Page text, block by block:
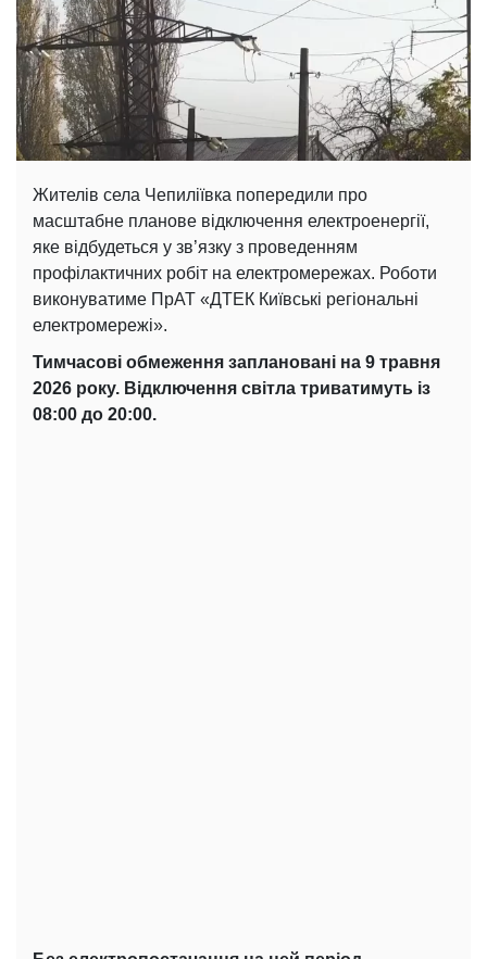
Жителів села Чепиліївка попередили про
масштабне планове відключення електроенергії,
яке відбудеться у зв’язку з проведенням
профілактичних робіт на електромережах. Роботи
виконуватиме ПрАТ «ДТЕК Київські регіональні
електромережі».
Тимчасові обмеження заплановані на 9 травня
2026 року. Відключення світла триватимуть із
08:00 до 20:00.